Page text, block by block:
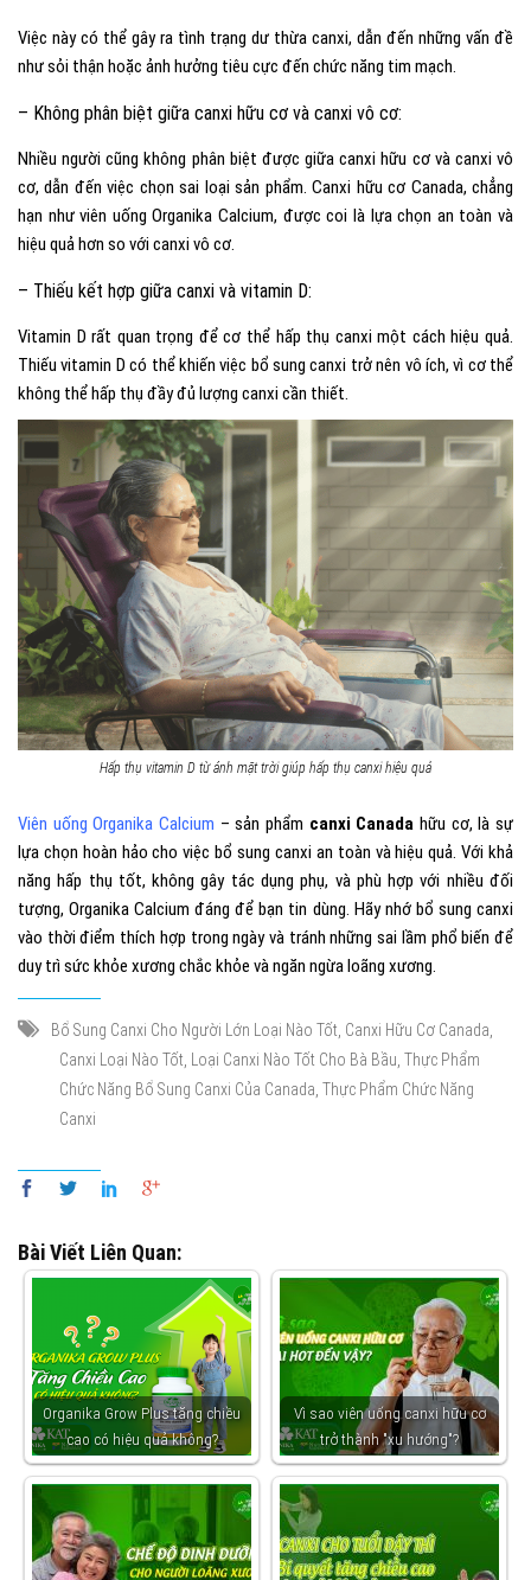
Việc này có thể gây ra tình trạng dư thừa canxi, dẫn đến những vấn đề
như sỏi thận hoặc ảnh hưởng tiêu cực đến chức năng tim mạch.
– Không phân biệt giữa canxi hữu cơ và canxi vô cơ:
Nhiều người cũng không phân biệt được giữa canxi hữu cơ và canxi vô
cơ, dẫn đến việc chọn sai loại sản phẩm. Canxi hữu cơ Canada, chẳng
hạn như viên uống Organika Calcium, được coi là lựa chọn an toàn và
hiệu quả hơn so với canxi vô cơ.
– Thiếu kết hợp giữa canxi và vitamin D:
Vitamin D rất quan trọng để cơ thể hấp thụ canxi một cách hiệu quả.
Thiếu vitamin D có thể khiến việc bổ sung canxi trở nên vô ích, vì cơ thể
không thể hấp thụ đầy đủ lượng canxi cần thiết.
Hấp thụ vitamin D từ ánh mặt trời giúp hấp thụ canxi hiệu quả
Viên uống Organika Calcium – sản phẩm canxi Canada hữu cơ, là sự
lựa chọn hoàn hảo cho việc bổ sung canxi an toàn và hiệu quả. Với khả
năng hấp thụ tốt, không gây tác dụng phụ, và phù hợp với nhiều đối
tượng, Organika Calcium đáng để bạn tin dùng. Hãy nhớ bổ sung canxi
vào thời điểm thích hợp trong ngày và tránh những sai lầm phổ biến để
duy trì sức khỏe xương chắc khỏe và ngăn ngừa loãng xương.
Bổ Sung Canxi Cho Người Lớn Loại Nào Tốt, Canxi Hữu Cơ Canada,
Canxi Loại Nào Tốt, Loại Canxi Nào Tốt Cho Bà Bầu, Thực Phẩm
Chức Năng Bổ Sung Canxi Của Canada, Thực Phẩm Chức Năng
Canxi
Bài Viết Liên Quan:
Organika Grow Plus tăng chiều
cao có hiệu quả không?
Vì sao viên uống canxi hữu cơ
trở thành "xu hướng"?